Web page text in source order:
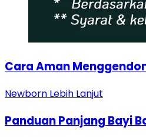
Cara Aman
Newborn Lebih Lanjut
Panduan Panjang Bayi